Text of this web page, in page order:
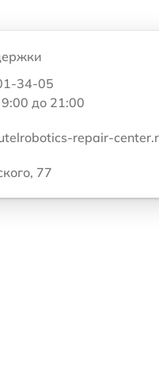
34-05
до 21:00
repair-
77